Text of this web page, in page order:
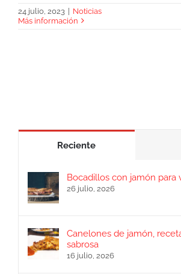
24 julio, 2023
Noticias
Más información
Reciente
Bocadillos con jamón para
26 julio, 2026
Canelones de jamón,
sabrosa
16 julio, 2026